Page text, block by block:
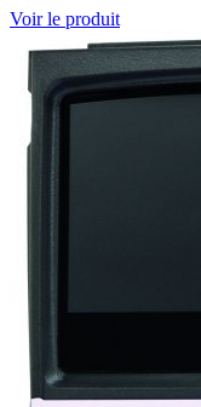
Voir le produit